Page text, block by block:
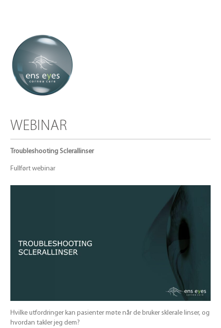
WEBINAR
Troubleshooting Sclerallinser
Fullført webinar
Hvilke utfordringerkan pasienter møtenår de bruker skleralelinser, og
hvordan takler jeg dem?